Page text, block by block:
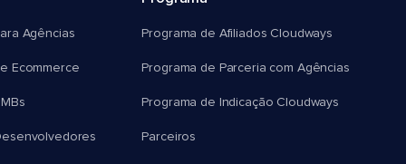
Agências
Ecommerce
Programa de Afiliados Cloudways
Programa de Parceria com Agências
Programa de Indicação Cloudways
Parceiros